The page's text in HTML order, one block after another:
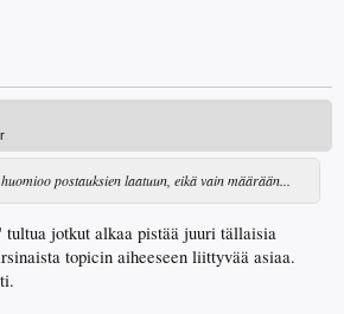
postauksien laatuun, eikä vain määrään...
jotkut alkaa pistää juuri tällaisia
topicin aiheeseen liittyvää asiaa.